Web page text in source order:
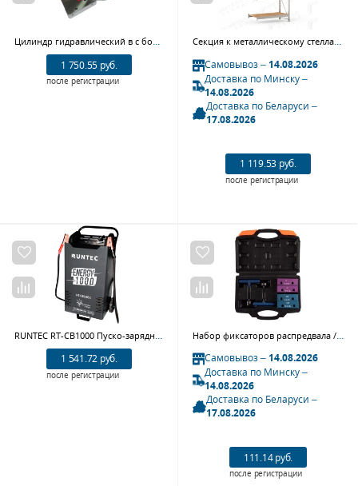
Цилиндр гидравлический в с боре для NORDBERG N402
1 750.55 руб.
после регистрации
Секция к металлическому стеллажу с ДСП SGR-V-ДСП 1885-3.0 ДС
Самовывоз –14.08.2026
Доставка по Минску –
14.08.2026
Доставка по Беларуси –
17.08.2026
1 119.53 руб.
после регистрации
1 541.72 руб.
после регистрации
Самовывоз –14.08.2026
Доставка по Минску –
14.08.2026
Доставка по Беларуси –
17.08.2026
111.14 руб.
после регистрации